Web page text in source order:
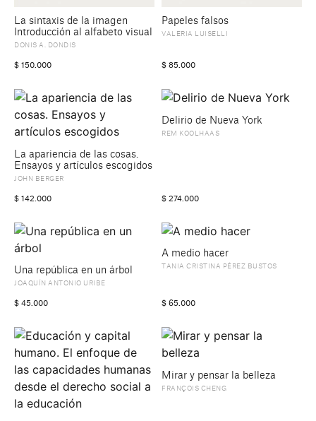
La sintaxis de la imagen
Introducción al alfabeto visual
DONIS A. DONDIS
$ 150.000
Papeles falsos
VALERIA LUISELLI
$ 85.000
La apariencia de las cosas.
Ensayos y artículos escogidos
JOHN BERGER
$ 142.000
Delirio de Nueva York
REM KOOLHAAS
$ 274.000
Una república en un árbol
JOAQUÍN ANTONIO URIBE
$ 45.000
A medio hacer
TANIA CRISTINA PÉREZ BUSTOS
$ 65.000
Mirar y pensar la belleza
FRANÇOIS CHENG